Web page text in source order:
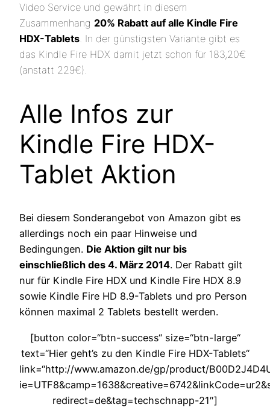
Video Service und gewährt in diesem
Zusammenhang 20% Rabatt auf alle Kindle Fire
HDX-Tablets . In der günstigsten Variante gibt es
das Kindle Fire HDX damit jetzt schon für 183,20€
(anstatt 229€).
Alle Infos zur
Kindle Fire HDX-
Tablet Aktion
Bei diesem Sonderangebot von Amazon gibt es
allerdings noch ein paar Hinweise und
Bedingungen. Die Aktion gilt nur bis
einschließlich des 4. März 2014. Der Rabatt gilt
nur für Kindle Fire HDX und Kindle Fire HDX 8.9
sowie Kindle Fire HD 8.9-Tablets und pro Person
können maximal 2 Tablets bestellt werden.
[button color=“btn-success“ size=“btn-large“
text=“Hier geht’s zu den Kindle Fire HDX-Tablets“
link=“http://www.amazon.de/gp/product/
redirect=de&tag=techschnapp-21″]